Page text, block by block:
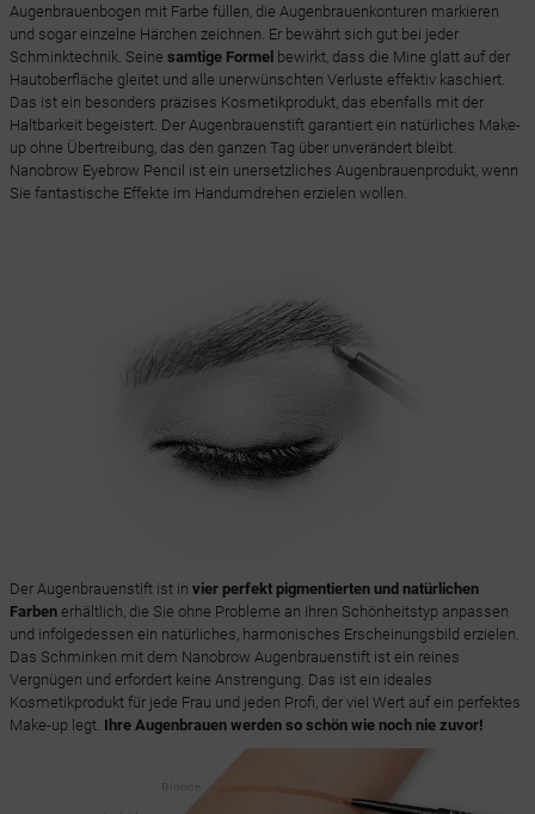
Augenbrauenbogen mit Farbe füllen, die Augenbrauenkonturen markieren
und sogar einzelne Härchen zeichnen. Er bewährt sich gut bei jeder
Schminktechnik. Seine samtige Formel bewirkt, dass die Mine glatt auf der
Hautoberfläche gleitet und alle unerwünschten Verluste effektiv kaschiert.
Das ist ein besonders präzises Kosmetikprodukt, das ebenfalls mit der
Haltbarkeit begeistert. Der Augenbrauenstift garantiert ein natürliches Make-
up ohne Übertreibung, das den ganzen Tag über unverändert bleibt.
Nanobrow Eyebrow Pencil ist ein unersetzliches Augenbrauenprodukt, wenn
Sie fantastische Effekte im Handumdrehen erzielen wollen.
Der Augenbrauenstift ist in vier perfekt pigmentierten und natürlichen
Farbenerhältlich, die Sie ohne Probleme an Ihren Schönheitstyp anpassen
und infolgedessen ein natürliches, harmonisches Erscheinungsbild erzielen.
Das Schminken mit dem Nanobrow Augenbrauenstift ist ein reines
Vergnügen und erfordert keine Anstrengung. Das ist ein ideales
Kosmetikprodukt für jede Frau und jeden Profi, der viel Wert auf ein perfektes
Make-up legt. Ihre Augenbrauen werden so schön wie noch nie zuvor!